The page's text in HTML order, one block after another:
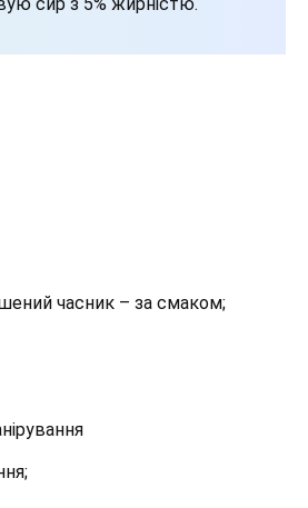
часник – за смаком;